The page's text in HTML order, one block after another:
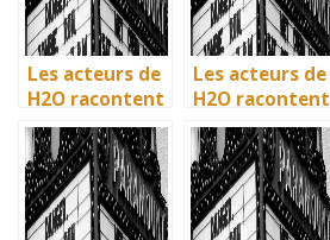
Les acteurs de
H2O racontent
: comment l’ile
de Mako a pris
vie en
Australie
Les acteurs de
H2O racontent
: comment l’ile
de Mako a pris
vie en
Australie